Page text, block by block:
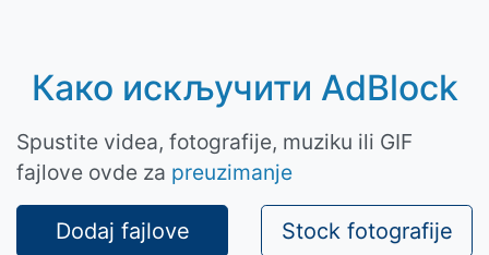
Како искључити AdBlock
Spustite videa, fotografije, muziku ili GIF
fajlove ovde za preuzimanje
Dodaj fajlove Stock fotografije